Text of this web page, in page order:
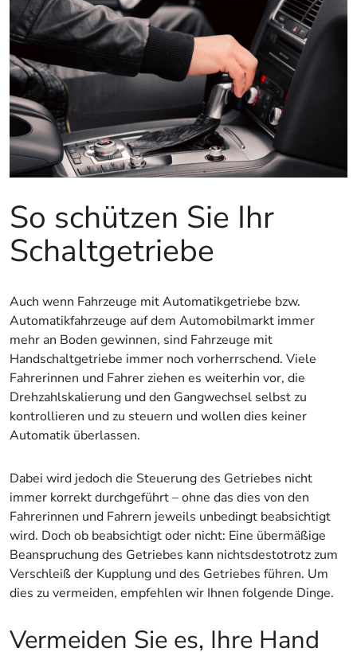
So schützen Sie Ihr
Schaltgetriebe
Auch wenn Fahrzeuge mit Automatikgetriebe bzw.
Automatikfahrzeuge auf dem Automobilmarkt immer
mehr an Boden gewinnen, sind Fahrzeuge mit
Handschaltgetriebe immer noch vorherrschend. Viele
Fahrerinnen und Fahrer ziehen es weiterhin vor, die
Drehzahlskalierung und den Gangwechsel selbst zu
kontrollieren und zu steuern und wollen dies keiner
Automatik überlassen.
Dabei wird jedoch die Steuerung des Getriebes nicht
immer korrekt durchgeführt – ohne das dies von den
Fahrerinnen und Fahrern jeweils unbedingt beabsichtigt
wird. Doch ob beabsichtigt oder nicht: Eine übermäßige
Beanspruchung des Getriebes kann nichtsdestotrotz zum
Verschleiß der Kupplung und des Getriebes führen. Um
dies zu vermeiden, empfehlen wir Ihnen folgende Dinge.
Vermeiden Sie es, Ihre Hand